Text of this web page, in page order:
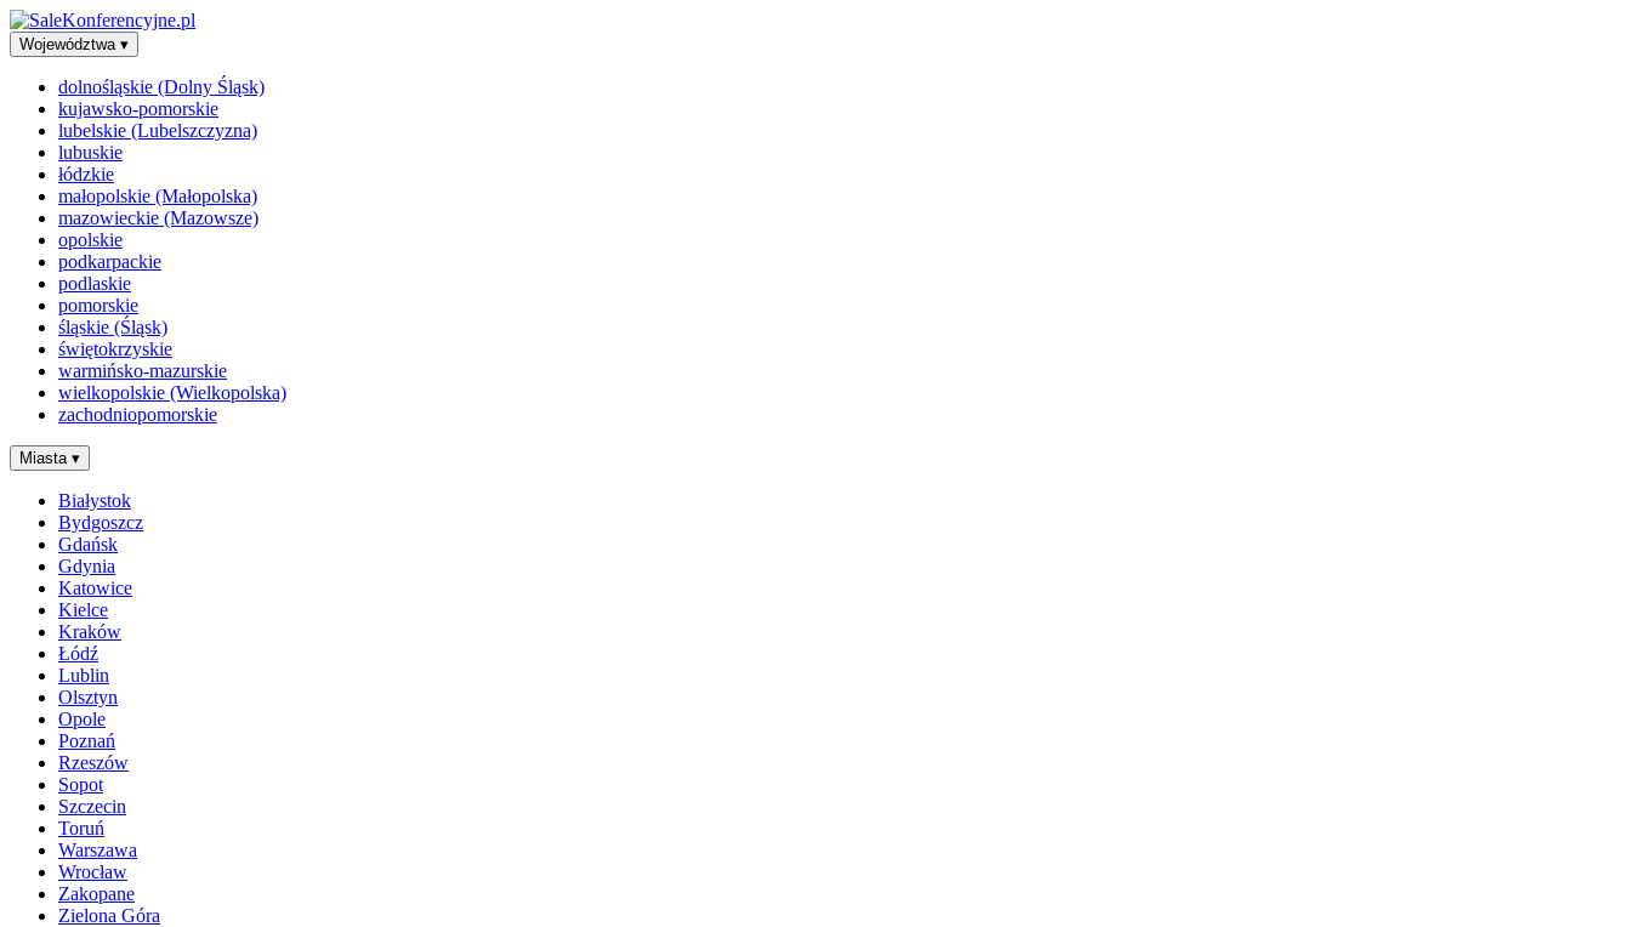
Województwa ▾
dolnośląskie (Dolny Śląsk)
kujawsko-pomorskie
lubelskie (Lubelszczyzna)
lubuskie
łódzkie
małopolskie (Małopolska)
mazowieckie (Mazowsze)
opolskie
podkarpackie
podlaskie
pomorskie
śląskie (Śląsk)
świętokrzyskie
warmińsko-mazurskie
wielkopolskie (Wielkopolska)
zachodniopomorskie
Miasta ▾
Białystok
Bydgoszcz
Gdańsk
Gdynia
Katowice
Kielce
Kraków
Łódź
Lublin
Olsztyn
Opole
Poznań
Rzeszów
Sopot
Szczecin
Toruń
Warszawa
Wrocław
Zakopane
Zielona Góra